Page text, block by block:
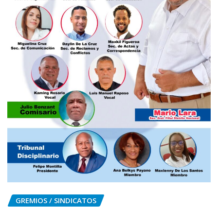
GREMIOS / SINDICATOS